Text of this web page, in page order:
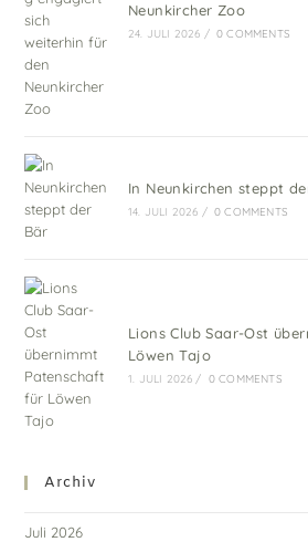
Neunkircher Zoo
24. JULI 2026 / 0 COMMENTS
In Neunkirchen steppt
14. JULI 2026 / 0 COMMENTS
Lions Club Saar-Ost
Löwen Tajo
1. JULI 2026 / 0 COMMENTS
Archiv
Juli 2026